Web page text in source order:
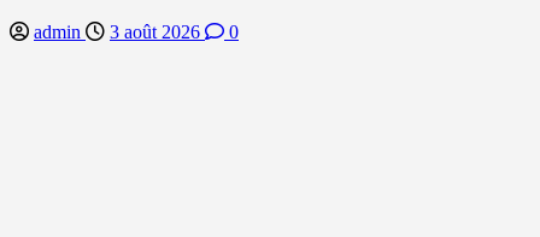
admin 3 août 2026 0